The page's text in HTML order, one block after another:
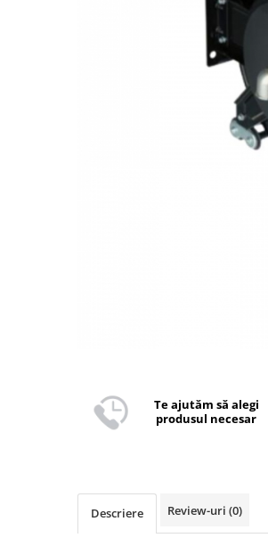
Rezervoare stationare supraterane
Te ajutăm să alegi
produsul necesar
Descriere Review-uri (0)